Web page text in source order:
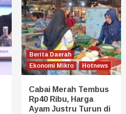
Berita Daerah
Ekonomi Mikro
Hotnews
Cabai Merah Tembus
Rp40 Ribu, Harga
Ayam Justru Turun di